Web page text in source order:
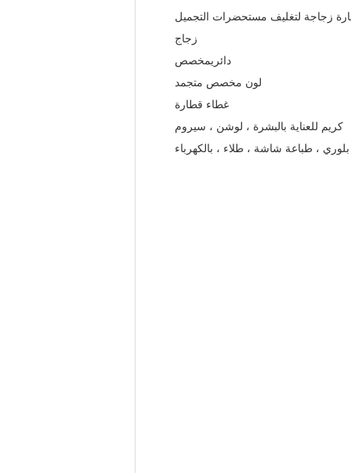
زجاج
دائريمخصص
لون مخصص متجمد
غطاء قطارة
كريم للعناية بالبشرة ، لوشن ، سيروم
، طباعة شاشة ، طلاء ، بالكهرباء